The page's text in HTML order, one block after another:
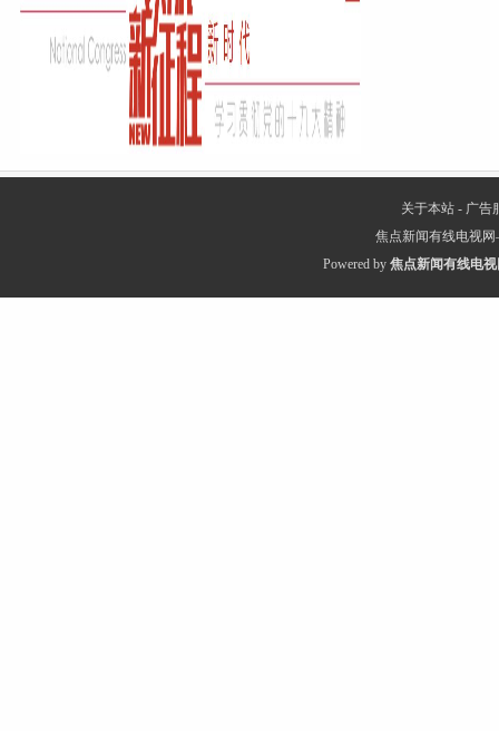
关于本站 - 广告
焦点新闻有线电视
Powered by 焦点新闻有线电